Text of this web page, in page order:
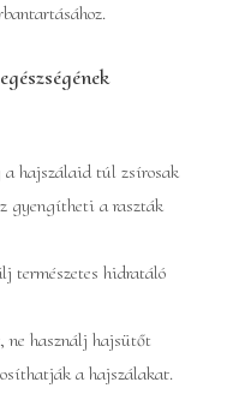
a hajszálaid túl zsírosak
gyengítheti a raszták
természetes hidratáló
ne használj hajsütőt
a hajszálakat.